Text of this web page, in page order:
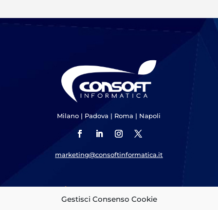
Gestisci Consenso Cookie
Milano | Padova | Roma | Napoli
marketing@consoftinformatica.it
Cosa Offriamo